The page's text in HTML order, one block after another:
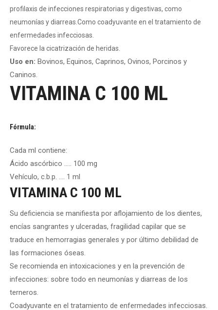
profilaxis de infecciones respiratorias y digestivas, como
neumonías y diarreas.Como coadyuvante en el tratamiento de
enfermedades infecciosas.
Favorece la cicatrización de heridas.
Uso en: Bovinos, Equinos, Caprinos, Ovinos, Porcinos y
Caninos.
VITAMINA C 100 ML
Fórmula:
Cada ml contiene:
Ácido ascórbico ….. 100 mg
Vehículo, c.b.p. …. 1 ml
VITAMINA C 100 ML
Su deficiencia se manifiesta por aflojamiento de los dientes,
encías sangrantes y ulceradas, fragilidad capilar que se
traduce en hemorragias generales y por último debilidad de
las formaciones óseas.
Se recomienda en intoxicaciones y en la prevención de
infecciones: sobre todo en neumonías y diarreas de los
terneros.
Coadyuvante en el tratamiento de enfermedades infecciosas.